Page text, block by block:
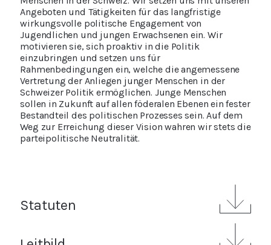
Angeboten und Tätigkeiten für das langfristige
wirkungsvolle politische Engagement von
Jugendlichen und jungen Erwachsenen ein. Wir
motivieren sie, sich proaktiv in die Politik
einzubringen und setzen uns für
Rahmenbedingungen ein, welche die angemessene
Vertretung der Anliegen junger Menschen in der
Schweizer Politik ermöglichen. Junge Menschen
sollen in Zukunft auf allen föderalen Ebenen ein fester
Bestandteil des politischen Prozesses sein. Auf dem
Weg zur Erreichung dieser Vision wahren wir stets die
parteipolitische Neutralität.
Statuten